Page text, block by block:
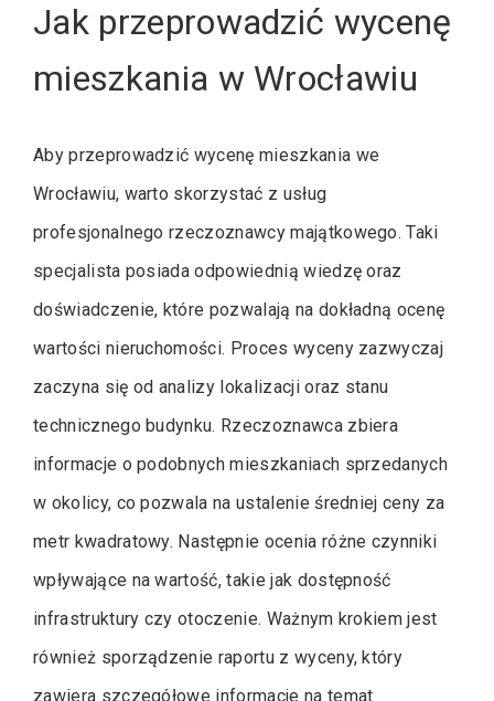
Jak przeprowadzić wycenę
mieszkania w Wrocławiu
Aby przeprowadzić wycenę mieszkania we
Wrocławiu, warto skorzystać z usług
profesjonalnego rzeczoznawcy majątkowego. Taki
specjalista posiada odpowiednią wiedzę oraz
doświadczenie, które pozwalają na dokładną ocenę
wartości nieruchomości. Proces wyceny zazwyczaj
zaczyna się od analizy lokalizacji oraz stanu
technicznego budynku. Rzeczoznawca zbiera
informacje o podobnych mieszkaniach sprzedanych
w okolicy, co pozwala na ustalenie średniej ceny za
metr kwadratowy. Następnie ocenia różne czynniki
wpływające na wartość, takie jak dostępność
infrastruktury czy otoczenie. Ważnym krokiem jest
również sporządzenie raportu z wyceny, który
zawiera szczegółowe informacje na temat